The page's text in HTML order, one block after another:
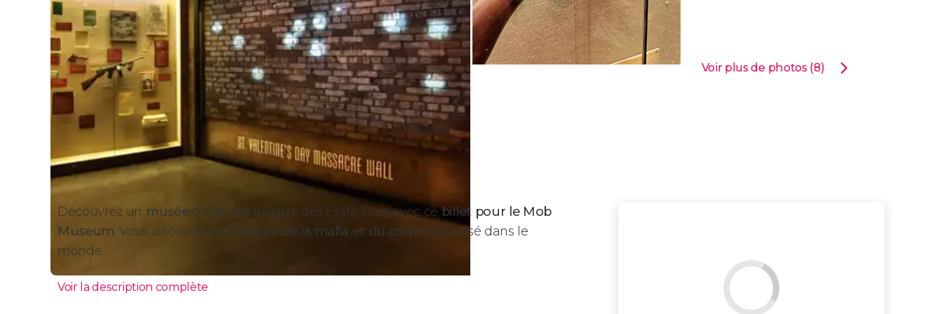
Voir plus de photos (8)
Découvrez un musée d'histoire uniquedes États-Unis avec cebillet pour le Mob
Museum. Vous découvrirez l'histoire de la mafia et du crime organisé dans le
monde.
Voir la description complète